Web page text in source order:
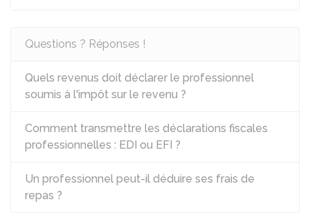
Questions ? Réponses !
Quels revenus doit déclarer le professionnel
soumis à l'impôt sur le revenu ?
Comment transmettre les déclarations fiscales
professionnelles : EDI ou EFI ?
Un professionnel peut-il déduire ses frais de
repas ?